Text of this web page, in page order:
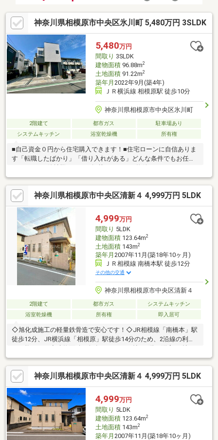
神奈川県相模原市中央区氷川町 5,480万円 3SLDK
5,480万円
間取り 3SLDK
建物面積96.88m2
土地面積91.22m2
築年月 2022年9月(築4年)
ＪＲ横浜線 相模原駅 徒歩10分
神奈川県相模原市中央区氷川町
2階建て 都市ガス
駐車場あり
システムキッチン
浴室乾燥機 所有権
■自己資金０円から住宅購入できます！■住宅ローンに自信ありま
す「転職したばかり」「借り入れがある」どんな条件でもお任せ
ください！■他社様でネット掲載されている物件も、まとめてご
紹介可能です！■見学、お問合せにつきましては土日に限らず平
日、営業時間外でもご対応可能です！東亜住宅ではお客様が安心
して頂けますよう常に新しい事を取り入れております。経験豊富
な知識でお客様の悩み事をしっかりと解消いたします。お住まい
探しは東亜住宅にお任せください！ご見学予約は0120-60-
1665【通話料無料】までお気軽にお電話ください♪スマートフォ
ンの方は右下の青いバナーよりお問合せ頂けます♪
神奈川県相模原市中央区清新４ 4,999万円 5LDK
4,999万円
間取り 5LDK
建物面積123.64m2
土地面積143m2
築年月 2007年11月(築18年10ヶ月)
ＪＲ相模線 南橋本駅 徒歩12分
その他の交通
神奈川県相模原市中央区清新４
2階建て 都市ガス
システムキッチン
浴室乾燥機
所有権 即入居可
◇旭化成施工の軽量鉄骨造で安心です！◇JR相模線「南橋本」駅
徒歩12分、JR横浜線「相模原」駅徒歩14分のため、2沿線の利用
階の主寝室8.5帖の広々設計です！◇充実のリフォーム内容で
す！・外壁、屋根塗装・キッチン、洗面台、浴室、トイレ交換・
その他の内容や詳細につきましてはお気軽にお問い合わせくださ
い！◇前面道路の幅員6ｍの整形地です！～お好きな日時にご内
見可能～「宅地建物取引士」、「住宅ローンアドバイザー」資格
保有者が担当いたします！住宅ローン無料相談承ります！お気軽
にお問合せください！
神奈川県相模原市中央区清新４ 4,999万円 5LDK
4,999万円
間取り 5LDK
建物面積123.64m2
土地面積143m2
築年月 2007年11月(築18年10ヶ月)